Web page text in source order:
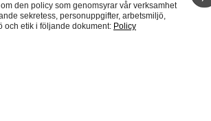
om den policy som genomsyrar vår verksamhet
sekretess, personuppgifter, arbetsmiljö,
och etik i följande dokument: Policy